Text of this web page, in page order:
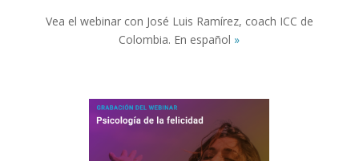
Vea el webinar con José Luis Ramírez, coach ICC de
Colombia. En español »